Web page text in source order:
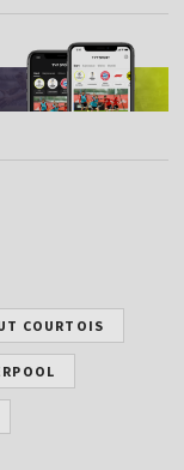
COURTOIS